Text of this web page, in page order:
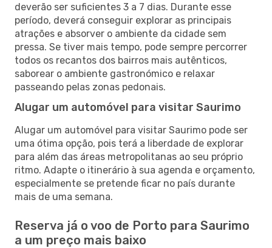
deverão ser suficientes 3 a 7 dias. Durante esse
período, deverá conseguir explorar as principais
atrações e absorver o ambiente da cidade sem
pressa. Se tiver mais tempo, pode sempre percorrer
todos os recantos dos bairros mais autênticos,
saborear o ambiente gastronómico e relaxar
passeando pelas zonas pedonais.
Alugar um automóvel para visitar Saurimo
Alugar um automóvel para visitar Saurimo pode ser
uma ótima opção, pois terá a liberdade de explorar
para além das áreas metropolitanas ao seu próprio
ritmo. Adapte o itinerário à sua agenda e orçamento,
especialmente se pretende ficar no país durante
mais de uma semana.
Reserva já o voo de Porto para Saurimo
a um preço mais baixo